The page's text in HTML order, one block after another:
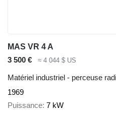
MAS VR 4 A
3 500 €
≈ 4 044 $ US
Matériel industriel - perceuse
1969
Puissance 7 kW